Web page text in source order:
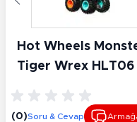
Hot Wheels
Tiger Wrex HLT06
(0)Soru & Cevap